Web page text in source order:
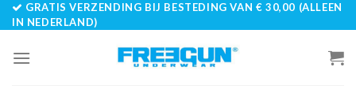
Skip
to
GRATIS VERZENDING BIJ BESTEDING VAN € 30,00 (ALLEEN
IN NEDERLAND)